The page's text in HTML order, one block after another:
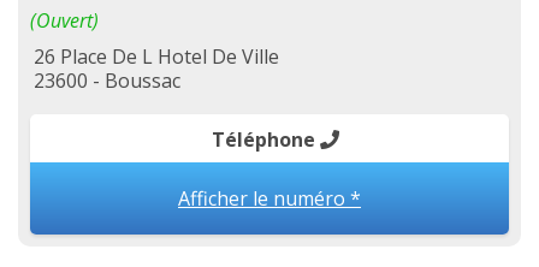
(Ouvert)
26 Place De L Hotel De Ville
23600 - Boussac
Téléphone
Afficher le numéro *